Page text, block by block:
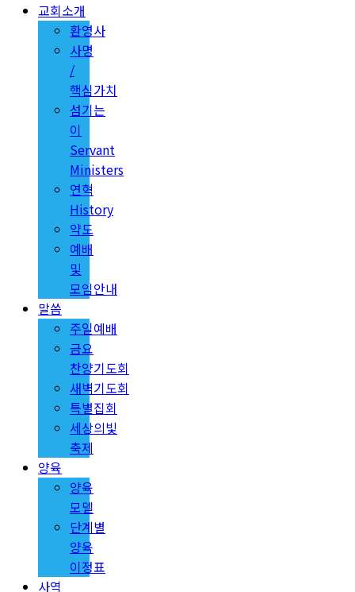
교회소개
환영사
사명
/
핵심가치
섬기는
이
Servant
Ministers
연혁
History
약도
예배
및
모임안내
말씀
주일예배
금요
찬양기도회
새벽기도회
특별집회
세상의빛
축제
양육
양육
모델
단계별
양육
이정표
사역